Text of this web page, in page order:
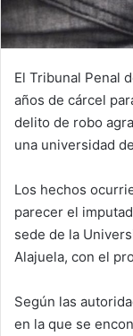
El Tribunal Penal
años de cárcel
delito de robo
una universidad
Los hechos
parecer el
sede de la
Alajuela, con el
Según las
en la que se